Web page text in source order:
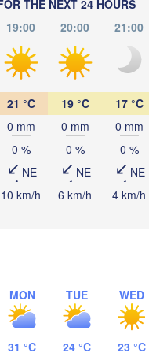
THE NEXT 24 HOURS
19:00 20:00 21:00
21 °C
0 mm
0 %
NE
10 km/h
19 °C
0 mm
0 %
NE
6 km/h
17 °C
0 mm
0 %
NE
4 km/h
MON
31 °C
TUE
24 °C
WED
23 °C
Вінниця
Одеса
(Odesa)
Chișinău
Constanța
UKRAINE
MOLDOVA